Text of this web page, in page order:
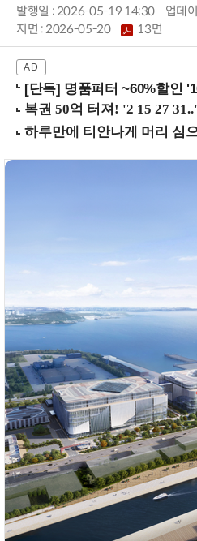
발행일 : 2026-05-19 14:30
업데
지면 :2026-05-20 13면
[단독] 명품퍼터 ~60%할인 '10